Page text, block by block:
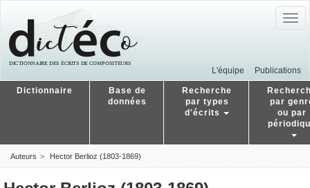
L'équipe Publications
Dictionnaire
Base de
données
Recherche
par types
d'écrits
par
ou par
Auteurs Hector Berlioz (1803-1869)